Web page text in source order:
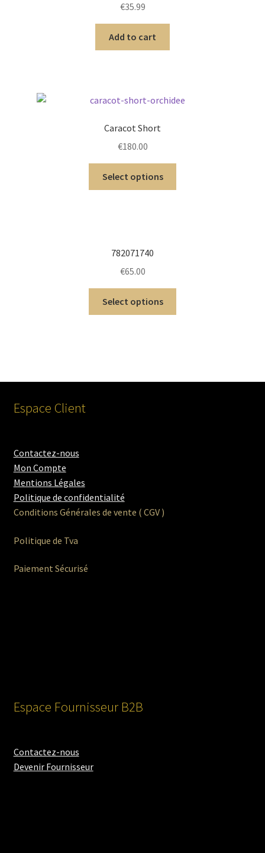
€35.99
Add to cart
Caracot Short
€180.00
Select options
782071740
€65.00
Select options
Espace Client
Contactez-nous
Mon Compte
Mentions Légales
Politique de confidentialité
Conditions Générales de vente ( CGV )
Politique de Tva
Paiement Sécurisé
Espace Fournisseur B2B
Contactez-nous
Devenir Fournisseur